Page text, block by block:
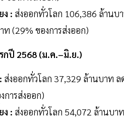
ง : ส่งออกทั่วโลก 106,386 ล้าน
ท (29% ของการส่งออก)
กปี 2568 (ม.ค.–มิ.ย.)
ส่งออกทั่วโลก 37,329 ล้านบาท
การส่งออก)
ง : ส่งออกทั่วโลก 54,072 ล้านบ